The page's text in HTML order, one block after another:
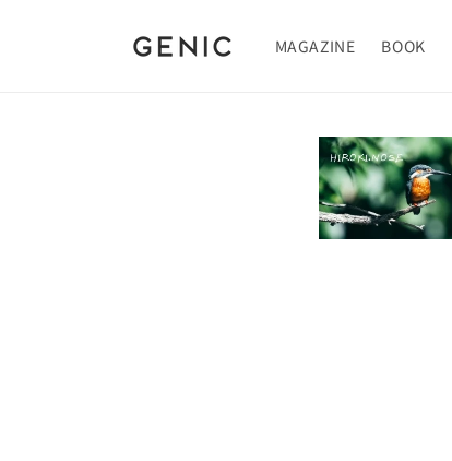
MAGAZINE BOOK